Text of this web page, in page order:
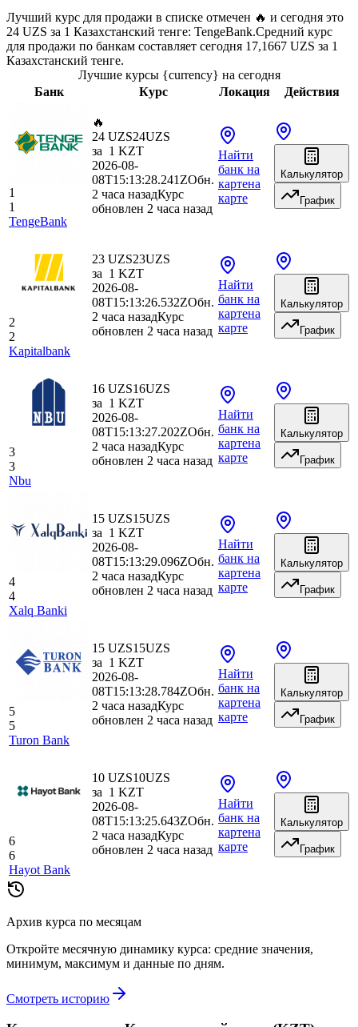
Лучший курс для продажи в списке отмечен 🔥 и сегодня это
24 UZS за 1 Казахстанский тенге: TengeBank.Средний курс
для продажи по банкам составляет сегодня 17,1667 UZS за 1
Казахстанский тенге.
Лучшие курсы {currency} на сегодня
Банк
Курс Локация Действия
1
1
TengeBank
🔥
24 UZS24UZS
за 1 KZT
2026-08-
08T15:13:28.241ZОбн.
2 часа назадКурс
обновлен 2 часа назад
Найти
банк на
картена
карте
Калькулятор
График
2
2
Kapitalbank
23 UZS23UZS
за 1 KZT
2026-08-
08T15:13:26.532ZОбн.
2 часа назадКурс
обновлен 2 часа назад
Найти
банк на
картена
карте
Калькулятор
График
3
3
Nbu
16 UZS16UZS
за 1 KZT
2026-08-
08T15:13:27.202ZОбн.
2 часа назадКурс
обновлен 2 часа назад
Найти
банк на
картена
карте
Калькулятор
График
4
4
Xalq Banki
15 UZS15UZS
за 1 KZT
2026-08-
08T15:13:29.096ZОбн.
2 часа назадКурс
обновлен 2 часа назад
Найти
банк на
картена
карте
Калькулятор
График
5
5
Turon Bank
15 UZS15UZS
за 1 KZT
2026-08-
08T15:13:28.784ZОбн.
2 часа назадКурс
обновлен 2 часа назад
Найти
банк на
картена
карте
Калькулятор
График
6
6
Hayot Bank
10 UZS10UZS
за 1 KZT
2026-08-
08T15:13:25.643ZОбн.
2 часа назадКурс
обновлен 2 часа назад
Найти
банк на
картена
карте
Калькулятор
График
Архив курса по месяцам
Откройте месячную динамику курса: средние значения,
минимум, максимум и данные по дням.
Смотреть историю